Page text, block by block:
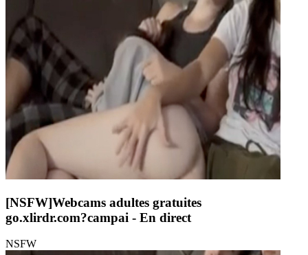
[NSFW]Webcams adultes gratuites
go.xlirdr.com?campai - En direct
NSFW